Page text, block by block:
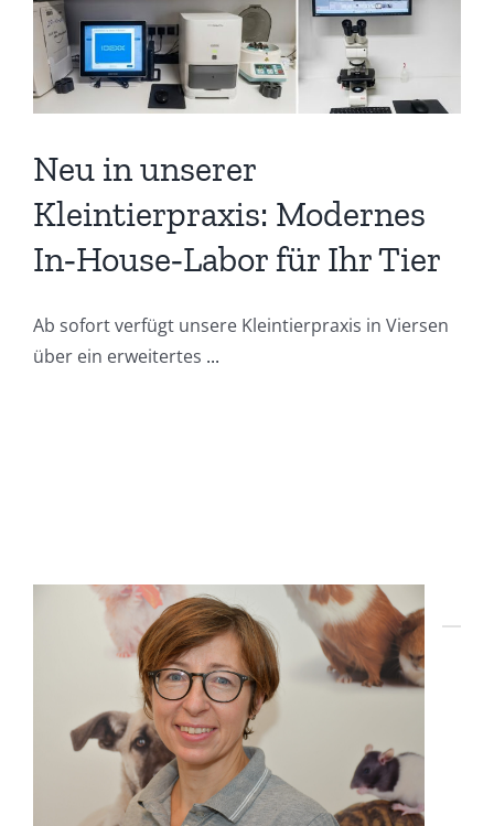
Neu in unserer
Kleintierpraxis: Modernes
In‑House‑Labor für Ihr Tier
Ab sofort verfügt unsere Kleintierpraxis in Viersen
über ein erweitertes ...